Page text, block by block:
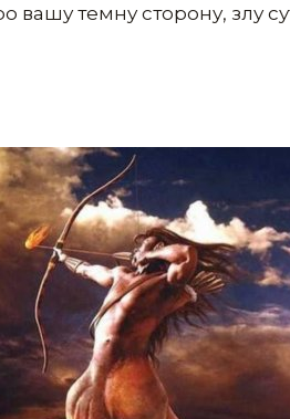
вашу темну сторону, злу